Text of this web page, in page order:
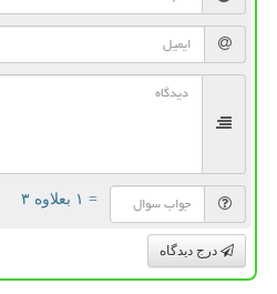
= ۱ بعلاوه ۳
درج دیدگاه